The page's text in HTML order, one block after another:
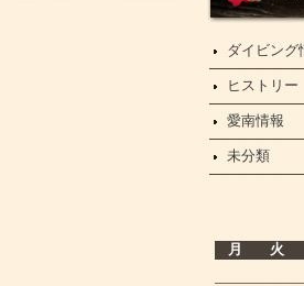
ダイビング
ヒストリー
愛南情報
未分類
月
火